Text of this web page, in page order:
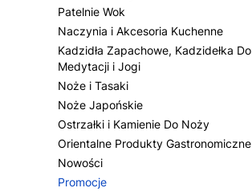
Patelnie Wok
Naczynia i Akcesoria Kuchenne
Kadzidła Zapachowe, Kadzidełka Do
Medytacji i Jogi
Noże i Tasaki
Noże Japońskie
Ostrzałki i Kamienie Do Noży
Orientalne Produkty Gastronomiczne
Nowości
Promocje